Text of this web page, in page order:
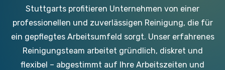
Stuttgarts profitieren Unternehmen von einer
professionellen und zuverlässigen Reinigung, die für
ein gepflegtes Arbeitsumfeld sorgt. Unser erfahrenes
Reinigungsteam arbeitet gründlich, diskret und
flexibel – abgestimmt auf Ihre Arbeitszeiten und